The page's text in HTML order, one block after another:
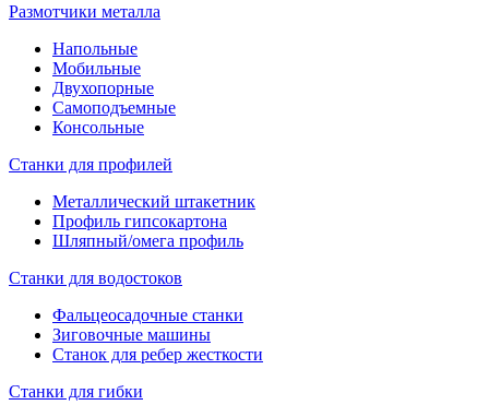
Размотчики металла
Напольные
Мобильные
Двухопорные
Самоподъемные
Консольные
Станки для профилей
Металлический штакетник
Профиль гипсокартона
Шляпный/омега профиль
Станки для водостоков
Фальцеосадочные станки
Зиговочные машины
Станок для ребер жесткости
Станки для гибки